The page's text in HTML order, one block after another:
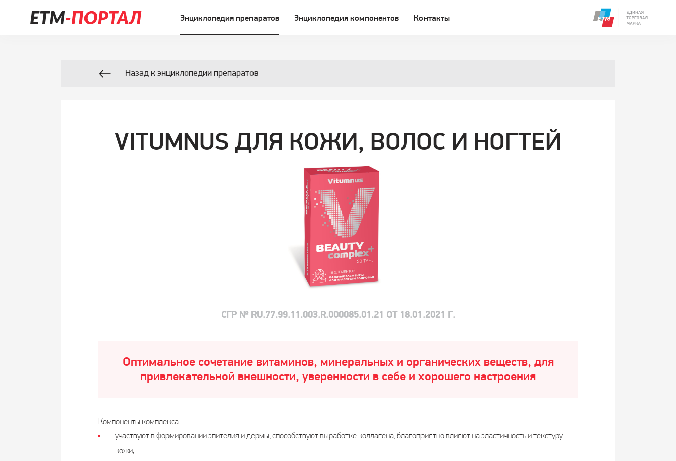
Энциклопедия препаратов Энциклопедия компонентов Контакты
Назад к энциклопедии препаратов
VITUMNUS ДЛЯ КОЖИ, ВОЛОС И НОГТЕЙ
СГР № RU.77.99.11.003.R.000085.01.21 ОТ 18.01.2021 Г.
Оптимальное сочетание витаминов, минеральных и органических веществ, для
привлекательной внешности, уверенности в себе и хорошего настроения
Компоненты комплекса:
участвуют в формировании эпителия и дермы, способствуют выработке коллагена, благоприятно влияют на эластичность и текстуру
кожи;